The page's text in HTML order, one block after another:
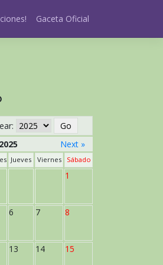
Gaceta Oficial
Next »
Jueves Viernes Sábado
1
6 7 8
13 14 15